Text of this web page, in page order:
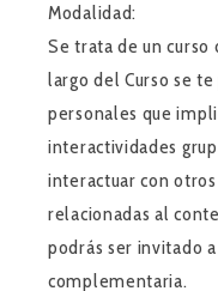
Modalidad:
Se trata de un curso
largo del Curso se
personales que
interactividades
interactuar con
relacionadas al
podrás ser invitado
complementaria.